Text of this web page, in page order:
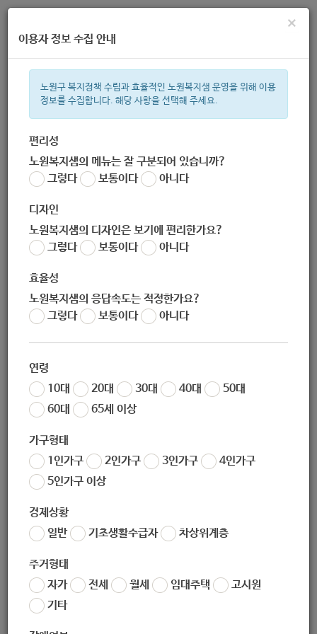
주간 인기검색어
한눈으로 보는 복지 정보
×
이용자 정보 수집 안내
노원구 복지정책 수립과 효율적인 노원복지샘 운영을 위해 이용
정보를 수집합니다. 해당 사항을 선택해 주세요.
편리성
노원복지샘의 메뉴는 잘 구분되어 있습니까?
그렇다
보통이다 아니다
디자인
노원복지샘의 디자인은 보기에 편리한가요?
그렇다
보통이다 아니다
효율성
노원복지샘의 응답속도는 적정한가요?
그렇다
보통이다 아니다
연령
10대
20대 30대 40대
50대
60대
65세 이상
가구형태
1인가구
2인가구 3인가구
4인가구
5인가구 이상
경제상황
일반
기초생활수급자 차상위계층
주거형태
자가
전세 월세 임대주택
고시원
기타
2020년 노인일자리및사회활동 지원사업 운영안내
지침
작성자 노원 복지샘
277
2020년-노인일자리및사회활동-지원사업-운영안내.pdf
2020년 건강검진 사업안내